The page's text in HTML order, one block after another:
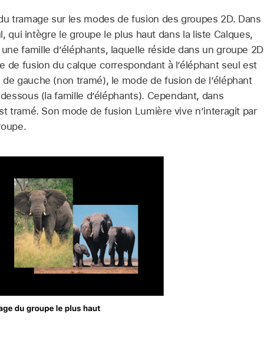
tramage sur les modes de fusion des groupes 2D. Dans
qui intègre le groupe le plus haut dans la liste Calques,
famille d’éléphants, laquelle réside dans un groupe 2D
de fusion du calque correspondant à l’éléphant seul est
gauche (non tramé), le mode de fusion de l’éléphant
(la famille d’éléphants). Cependant, dans
tramé. Son mode de fusion Lumière vive n’interagit par